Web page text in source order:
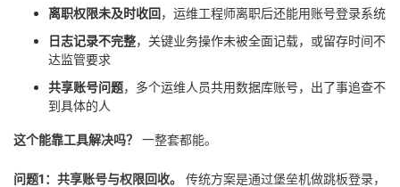
离职权限未及时收回，运维工程师离职后还能用账号登录系统
日志记录不完整，关键业务操作未被全面记载，或留存时间不
达监管要求
共享账号问题，多个运维人员共用数据库账号，出了事追查不
到具体的人
这个能靠工具解决吗？ 一整套都能。
问题1：共享账号与权限回收。 传统方案是通过堡垒机做跳板登录，